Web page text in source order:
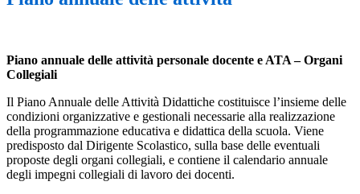
Piano annuale delle attività personale docente e ATA – Organi
Collegiali
Il Piano Annuale delle Attività Didattiche costituisce l’insieme delle
condizioni organizzative e gestionali necessarie alla realizzazione
della programmazione educativa e didattica della scuola. Viene
predisposto dal Dirigente Scolastico, sulla base delle eventuali
proposte degli organi collegiali, e contiene il calendario annuale
degli impegni collegiali di lavoro dei docenti.